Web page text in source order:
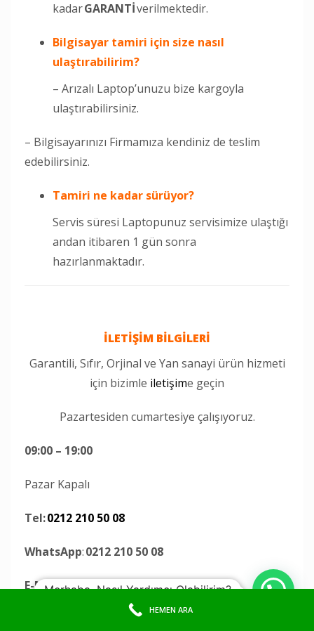
kadarGARANTİverilmektedir.
Bilgisayar tamiri için size nasıl
ulaştırabilirim?
– Arızalı Laptop’unuzu bize kargoyla
ulaştırabilirsiniz.
– Bilgisayarınızı Firmamıza kendiniz de teslim
edebilirsiniz.
Tamiri ne kadar sürüyor?
Servis süresi Laptopunuz servisimize ulaştığı
andan itibaren 1 gün sonra
hazırlanmaktadır.
İLETİŞİM BİLGİLERİ
Garantili, Sıfır, Orjinal ve Yan sanayi ürün hizmeti
için bizimle iletişime geçin
Pazartesiden cumartesiye çalışıyoruz.
09:00 – 19:00
Pazar Kapalı
Tel:0212 210 50 08
WhatsApp:0212 210 50 08
E-Mail:destek@papelbilisim.com
: Perpa Ticaret Merkezi A-Blok Kat: 13 No:
Merhaba, Nasıl Yardımcı Olabilirim?
HEMEN ARA